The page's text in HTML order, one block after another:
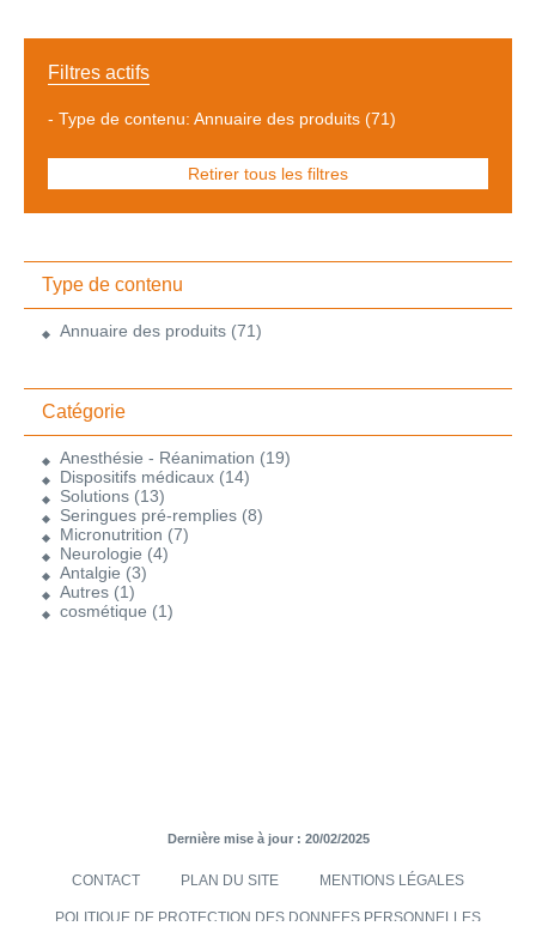
Filtres actifs
- Type de contenu: Annuaire des produits (71)
Retirer tous les filtres
Type de contenu
Annuaire des produits (71)
Catégorie
Anesthésie - Réanimation (19)
Dispositifs médicaux (14)
Solutions (13)
Seringues pré-remplies (8)
Micronutrition (7)
Neurologie (4)
Antalgie (3)
Autres (1)
cosmétique (1)
Dernière mise à jour : 20/02/2025
CONTACT PLAN DU SITE MENTIONS LÉGALES
POLITIQUE DE PROTECTION DES DONNEES PERSONNELLES